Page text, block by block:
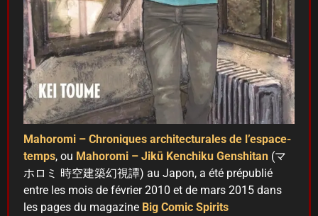
Mahoromi – Chroniques architecturales de l’espace-
temps, ou Mahoromi – Jikū Kenchiku Genshitan (マ
ホロミ 時空建築幻視譚) au Japon, a été prépublié
entre les mois de février 2010 et de mars 2015 dans
les pages du magazine Big Comic Spirits